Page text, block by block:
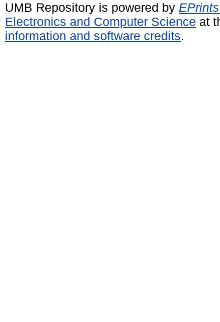
UMB Repository is powered by
Electronics and Computer Science at
information and software credits.